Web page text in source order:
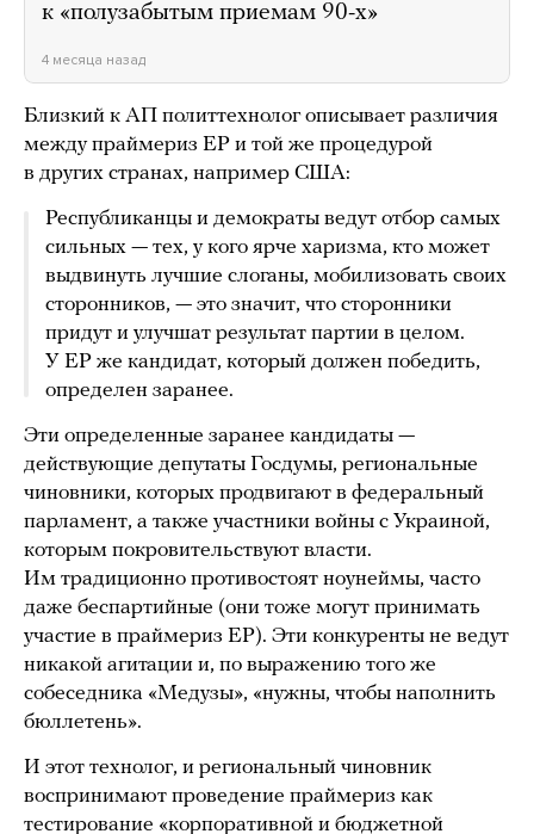
к «полузабытым приемам 90-х»
4 месяца назад
Близкий к АП политтехнолог описывает различия
между праймериз ЕР и той же процедурой
в других странах, например США:
Республиканцы и демократы ведут отбор самых
сильных — тех, у кого ярче харизма, кто может
выдвинуть лучшие слоганы, мобилизовать своих
сторонников, — это значит, что сторонники
придут и улучшат результат партии в целом.
У ЕР же кандидат, который должен победить,
определен заранее.
Эти определенные заранее кандидаты —
действующие депутаты Госдумы, региональные
чиновники, которых продвигают в федеральный
парламент, а также участники войны с Украиной,
которым покровительствуют власти.
Им традиционно противостоят ноунеймы, часто
даже беспартийные (они тоже могут принимать
участие в праймериз ЕР). Эти конкуренты не ведут
никакой агитации и, по выражению того же
собеседника «Медузы», «нужны, чтобы наполнить
бюллетень».
И этот технолог, и региональный чиновник
воспринимают проведение праймериз как
тестирование «корпоративной и бюджетной